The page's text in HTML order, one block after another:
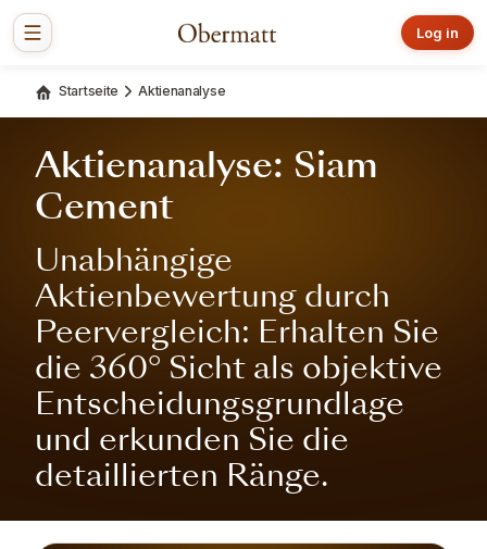
Log in
Startseite Aktienanalyse
Aktienanalyse: Siam
Cement
Unabhängige
Aktienbewertung durch
Peervergleich: Erhalten Sie
die 360° Sicht als objektive
Entscheidungsgrundlage
und erkunden Sie die
detaillierten Ränge.